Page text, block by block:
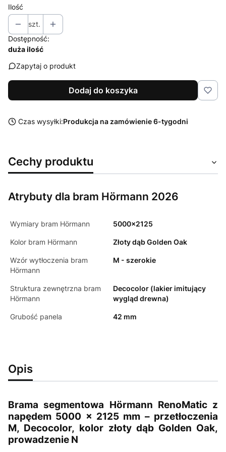
Ilość
szt.
Dostępność:
duża ilość
Zapytaj o produkt
Dodaj do koszyka
Czas wysyłki:Produkcja na zamówienie 6-tygodni
Cechy produktu
Atrybuty dla bram Hörmann 2026
Wymiary bram Hörmann 5000x2125
Kolor bram Hörmann Złoty dąb Golden Oak
Wzór wytłoczenia bram
Hörmann
M - szerokie
Struktura zewnętrzna bram
Hörmann
Decocolor (lakier imitujący
wygląd drewna)
Grubość panela 42 mm
Opis
Brama segmentowa Hörmann RenoMatic z
napędem 5000 × 2125 mm – przetłoczenia
M, Decocolor, kolor złoty dąb Golden Oak,
prowadzenie N